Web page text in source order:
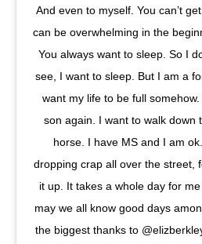
And even to myself. You can’t
can be overwhelming in the
You always want to sleep. So I
see, I want to sleep. But I am a
want my life to be full
son again. I want to walk down
horse. I have MS and I am
dropping crap all over the street,
it up. It takes a whole day for
may we all know good days
the biggest thanks to